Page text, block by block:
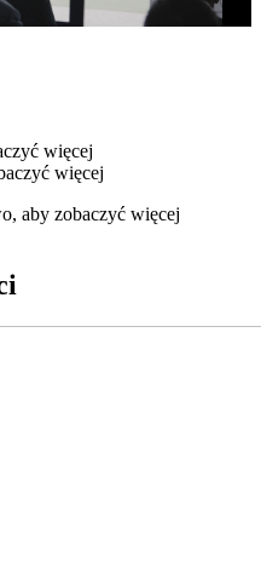
aby zobaczyć więcej